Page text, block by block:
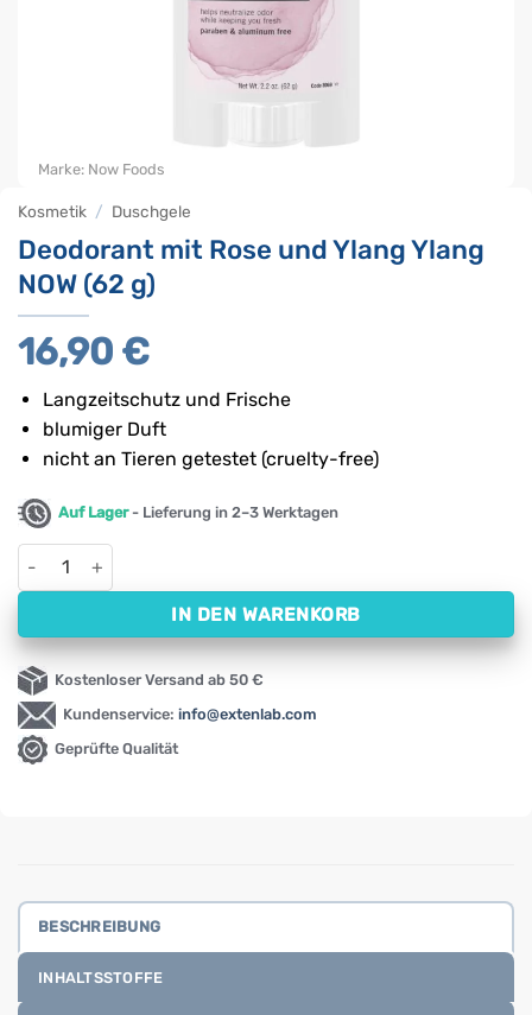
Kosmetik / Duschgele
Deodorant mit Rose und Ylang Ylang
NOW (62 g)
16,90 €
Langzeitschutz und Frische
blumiger Duft
nicht an Tieren getestet (cruelty-free)
Auf Lager- Lieferung in 2–3 Werktagen
Deodorant mit Rose und Ylang Ylang NOW (62 g) Menge
IN DEN WARENKORB
Kostenloser Versand ab 50 €
Kundenservice: info@extenlab.com
Geprüfte Qualität
Marke: Now Foods
BESCHREIBUNG
INHALTSSTOFFE